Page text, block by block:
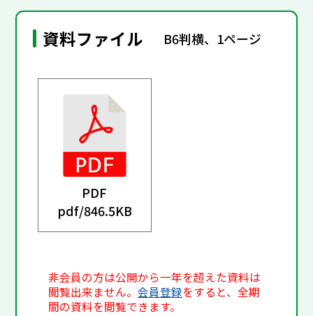
資料ファイル B6判横、1ページ
PDF
pdf/846.5KB
非会員の方は公開から一年を超えた資料は
閲覧出来ません。会員登録をすると、全期
間の資料を閲覧できます。